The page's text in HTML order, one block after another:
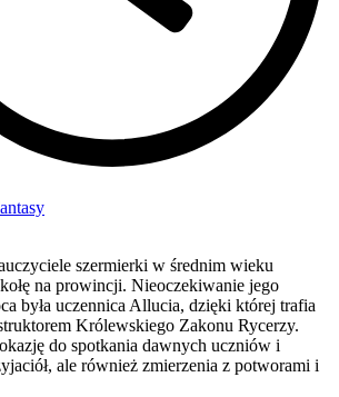
szermierki w średnim wieku
na prowincji. Nieoczekiwanie jego
była uczennica Allucia, dzięki której trafia
Królewskiego Zakonu Rycerzy.
do spotkania dawnych uczniów i
ale również zmierzenia z potworami i